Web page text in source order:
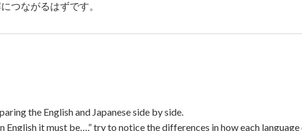
つながるはずです。
the English and Japanese side by side.
English it must be…,” try to notice the differences in how each